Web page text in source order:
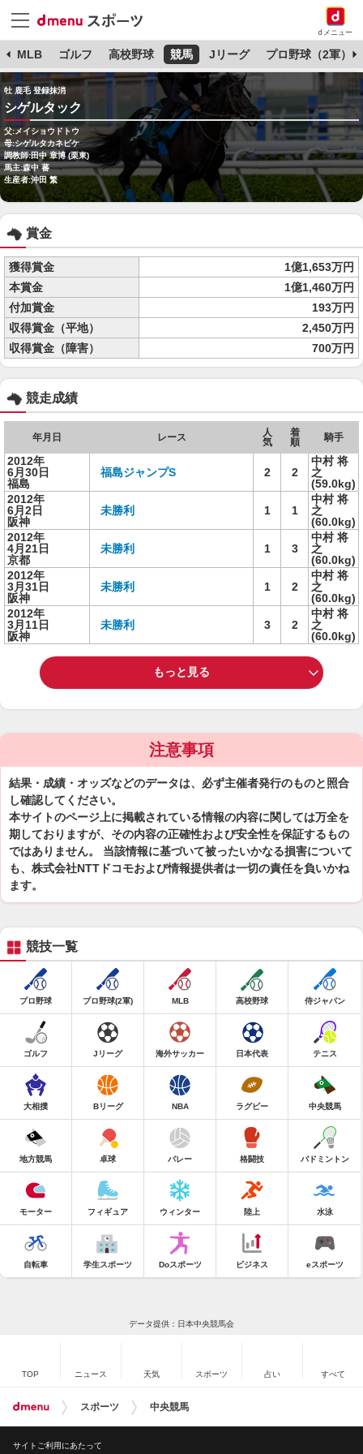
dメニュー
MLB ゴルフ 高校野球 競馬 Jリーグ プロ野球（2軍）
牡 鹿毛 登録抹消
シゲルタック
父:メイショウドトウ
母:シゲルタカネビケ
調教師:田中 章博 (栗東)
馬主:森中 蕃
生産者:沖田 繁
賞金
獲得賞金
1億1,653万円
本賞金
1億1,460万円
付加賞金
193万円
収得賞金（平地）
2,450万円
収得賞金（障害）
700万円
競走成績
年月日 レース
人
気
着
順
騎手
2012年
6月30日
福島
福島ジャンプS 2 2
中村 将
之
(59.0kg)
2012年
6月2日
阪神
未勝利 1 1
中村 将
之
(60.0kg)
2012年
4月21日
京都
未勝利 1 3
中村 将
之
(60.0kg)
2012年
3月31日
阪神
未勝利 1 2
中村 将
之
(60.0kg)
2012年
3月11日
阪神
未勝利 3 2
中村 将
之
(60.0kg)
もっと見る
注意事項
結果・成績・オッズなどのデータは、必ず主催者発行のものと照合
し確認してください。
本サイトのページ上に掲載されている情報の内容に関しては万全を
期しておりますが、その内容の正確性および安全性を保証するもの
ではありません。 当該情報に基づいて被ったいかなる損害について
も、株式会社NTTドコモおよび情報提供者は一切の責任を負いかね
ます。
競技一覧
プロ野球 プロ野球(2軍) MLB 高校野球 侍ジャパン
ゴルフ Jリーグ 海外サッカー 日本代表 テニス
大相撲 Bリーグ NBA ラグビー 中央競馬
地方競馬 卓球 バレー 格闘技 バドミントン
モーター フィギュア ウィンター 陸上 水泳
自転車 学生スポーツ Doスポーツ ビジネス eスポーツ
データ提供：日本中央競馬会
TOP ニュース 天気 スポーツ 占い すべて
スポーツ 中央競馬
サイトご利用にあたって